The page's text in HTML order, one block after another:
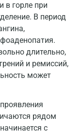
в горле при
В период
длительно,
и ремиссий,
может
рядом
с